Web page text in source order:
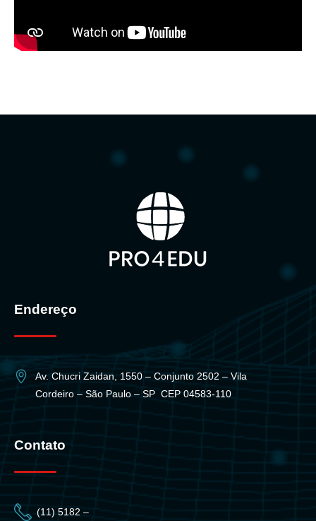
Endereço
Av. Chucri Zaidan, 1550 – Conjunto 2502 – Vila
Cordeiro – São Paulo – SP CEP 04583-110
Contato
(11) 5182 –